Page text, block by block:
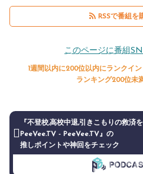
RSSで番組を
このページに番組
1週間以内に200位以内にランクイ
ランキング200位未
『不登校,高校中退,引きこもりの救済
PeeVee.TV - PeeVee.TV』の
推しポイントや神回をチェック